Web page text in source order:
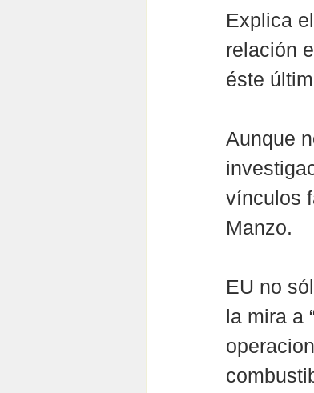
Explica
relación
éste
Aunque
vínculos
Manzo.
EU no
la mira a